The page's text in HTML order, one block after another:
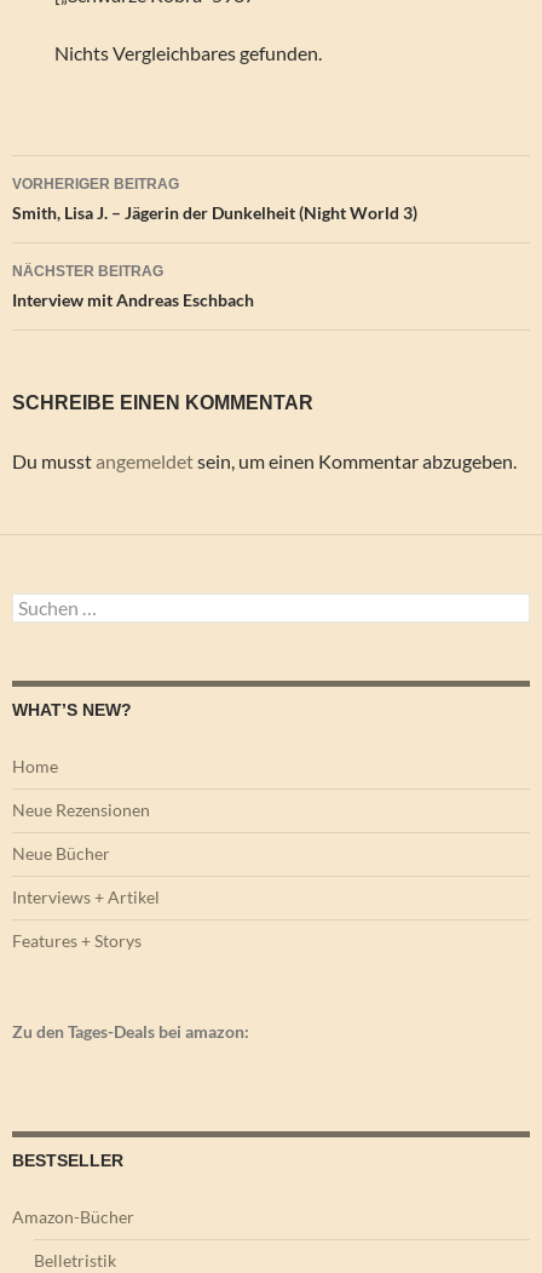
Nichts Vergleichbares gefunden.
Beitragsnavigation
VORHERIGER BEITRAG
Smith, Lisa J. – Jägerin der Dunkelheit (Night World 3)
NÄCHSTER BEITRAG
Interview mit Andreas Eschbach
SCHREIBE EINEN KOMMENTAR
Du musstangemeldetsein, um einen Kommentar abzugeben.
Suchen
nach:
WHAT’S NEW?
Home
Neue Rezensionen
Neue Bücher
Interviews + Artikel
Features + Storys
Zu den Tages-Deals bei amazon:
BESTSELLER
Amazon-Bücher
Belletristik